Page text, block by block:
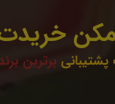
خریدت
برترین